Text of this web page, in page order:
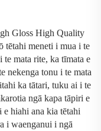
Gloss High Quality
tētahi meneti i mua i te
mata rite, ka tīmata e
nekenga tonu i te mata
ka tātari, tuku ai i te
ngā kapa tāpiri e
e hiahi ana kia tētahi
i waenganui i ngā